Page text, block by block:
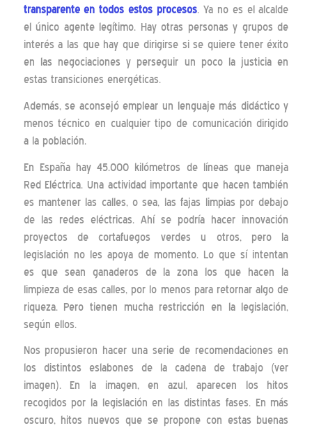
transparente en todos estos procesos. Ya no es el alcalde
el único agente legítimo. Hay otras personas y grupos de
interés a las que hay que dirigirse si se quiere tener éxito
en las negociaciones y perseguir un poco la justicia en
estas transiciones energéticas.
Además, se aconsejó emplear un lenguaje más didáctico y
menos técnico en cualquier tipo de comunicación dirigido
a la población.
En España hay 45.000 kilómetros de líneas que maneja
Red Eléctrica. Una actividad importante que hacen también
es mantener las calles, o sea, las fajas limpias por debajo
de las redes eléctricas. Ahí se podría hacer innovación
proyectos de cortafuegos verdes u otros, pero la
legislación no les apoya de momento. Lo que sí intentan
es que sean ganaderos de la zona los que hacen la
limpieza de esas calles, por lo menos para retornar algo de
riqueza. Pero tienen mucha restricción en la legislación,
según ellos.
Nos propusieron hacer una serie de recomendaciones en
los distintos eslabones de la cadena de trabajo (ver
imagen). En la imagen, en azul, aparecen los hitos
recogidos por la legislación en las distintas fases. En más
oscuro, hitos nuevos que se propone con estas buenas